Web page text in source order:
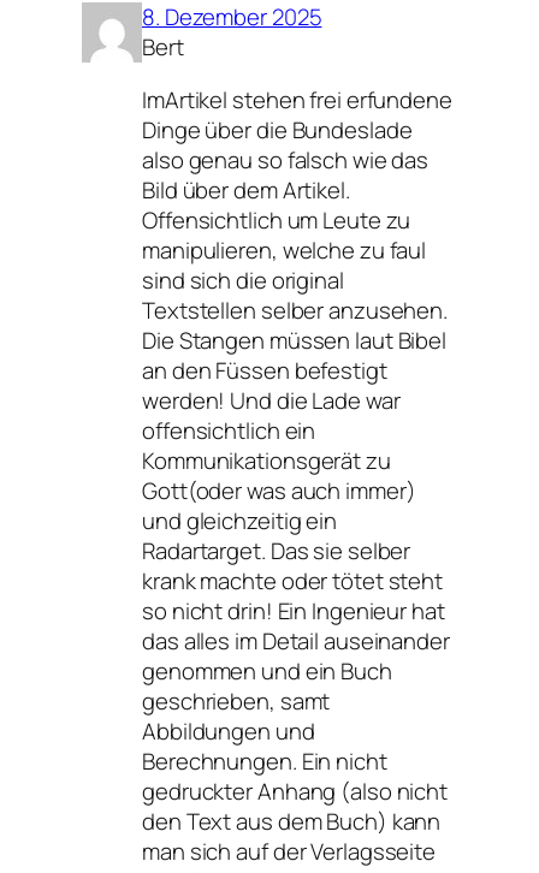
8. Dezember 2025
Bert
ImArtikel stehen frei erfundene
Dinge über die Bundeslade
also genau so falsch wie das
Bild über dem Artikel.
Offensichtlich um Leute zu
manipulieren, welche zu faul
sind sich die original
Textstellen selber anzusehen.
Die Stangen müssen laut Bibel
an den Füssen befestigt
werden! Und die Lade war
offensichtlich ein
Kommunikationsgerät zu
Gott(oder was auch immer)
und gleichzeitig ein
Radartarget. Das sie selber
krank machte oder tötet steht
so nicht drin! Ein Ingenieur hat
das alles im Detail auseinander
genommen und ein Buch
geschrieben, samt
Abbildungen und
Berechnungen. Ein nicht
gedruckter Anhang (also nicht
den Text aus dem Buch) kann
man sich auf der Verlagsseite